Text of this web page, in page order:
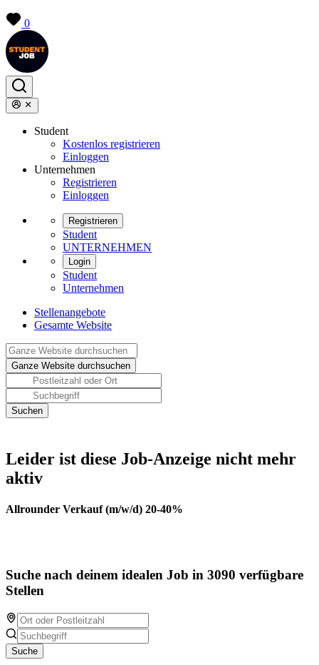
0
Student
Kostenlos registrieren
Einloggen
Unternehmen
Registrieren
Einloggen
Registrieren
Student
UNTERNEHMEN
Login
Student
Unternehmen
Stellenangebote
Gesamte Website
Leider ist diese Job-Anzeige nicht mehr
aktiv
Allrounder Verkauf (m/w/d) 20-40%
Suche nach deinem idealen Job in 3090 verfügbare
Stellen
Suche